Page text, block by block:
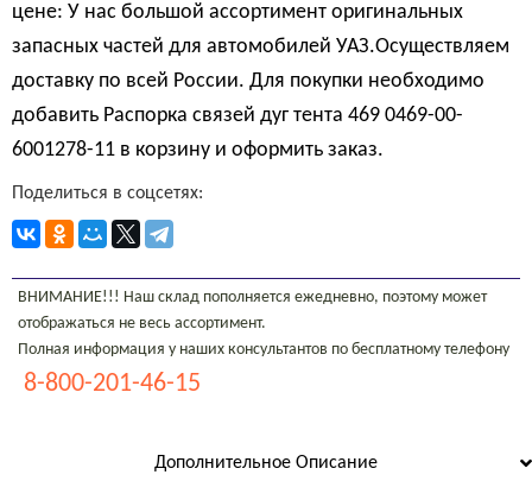
цене: У нас большой ассортимент оригинальных
запасных частей для автомобилей УАЗ.Осуществляем
доставку по всей России. Для покупки необходимо
добавить Распорка связей дуг тента 469 0469-00-
6001278-11 в корзину и оформить заказ.
Поделиться в соцсетях:
ВНИМАНИЕ!!! Наш склад пополняется ежедневно, поэтому может
отображаться не весь ассортимент.
Полная информация у наших консультантов по бесплатному телефону
8-800-201-46-15
Дополнительное Описание